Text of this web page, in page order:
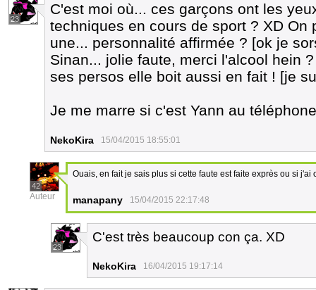
23
C'est moi où... ces garçons ont les
techniques en cours de sport ? XD
une... personnalité affirmée ? [ok je
Sinan... jolie faute, merci l'alcool hein
ses persos elle boit aussi en fait ! [je
Je me marre si c'est Yann au
NekoKira 15/04/2015 18:55:01
42
Auteur
Ouais, en fait je sais plus si cette faute est faite exprès ou si
manapany 15/04/2015 22:17:48
23
C'est très beaucoup con ça. XD
NekoKira 16/04/2015 19:17:14